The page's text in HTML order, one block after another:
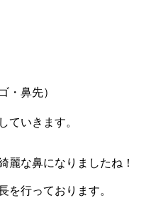
・鼻先）
ていきます。
麗な鼻になりましたね！
を行っております。